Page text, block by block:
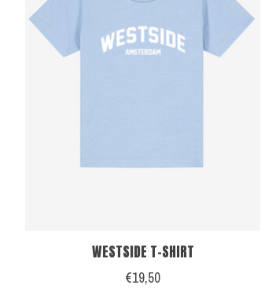
WESTSIDE T-SHIRT
€19,50